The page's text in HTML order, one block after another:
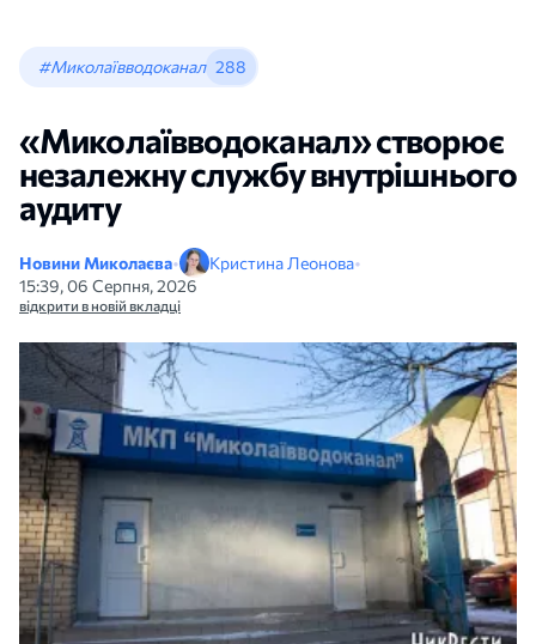
#Миколаївводоканал 288
«Миколаївводоканал» створює
незалежну службу внутрішнього
аудиту
Новини Миколаєва• Кристина Леонова•
15:39, 06 Серпня, 2026
відкрити в новій вкладці